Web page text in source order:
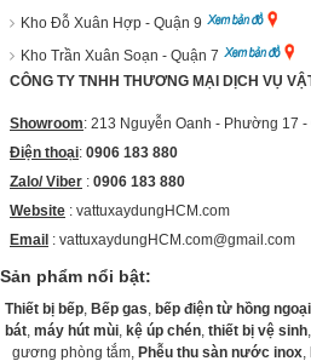
Kho Đỗ Xuân Hợp - Quận 9
Kho Trần Xuân Soạn - Quận 7
CÔNG TY TNHH THƯƠNG MẠI DỊCH VỤ
Showroom: 213 Nguyễn Oanh - Phường 17 -
Điện thoại: 0906 183 880
Zalo/ Viber : 0906 183 880
Website : vattuxaydungHCM.com
Email : vattuxaydungHCM.com@gmail.com
Sản phẩm nổi bật:
Thiết bị bếp, Bếp gas, bếp điện từ hồng ngoại
bát, máy hút mùi, kệ úp chén, thiết bị vệ sinh,
gương phòng tắm, Phễu thu sàn nước inox,